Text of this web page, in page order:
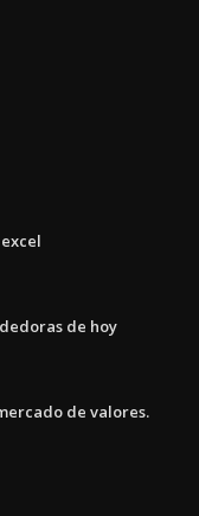
de hoy
de valores.